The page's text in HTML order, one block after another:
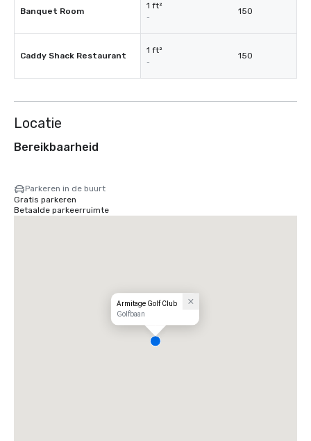
Banquet Room
1 ft²
-
150
Caddy Shack Restaurant
1 ft²
-
150
Locatie
Bereikbaarheid
Parkeren in de buurt
Gratis parkeren
Betaalde parkeerruimte
Armitage Golf Club
Golfbaan